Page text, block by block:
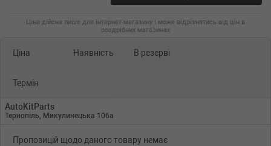
Ціна дійсна лише для інтернет-магазину і може відрізнятись від цін в
роздрібних магазинах
Ціна Наявність В резерві
Термін
AutoKitParts
Тернопіль, Микулинецька 106а
Пропозицій щодо даного товару немає